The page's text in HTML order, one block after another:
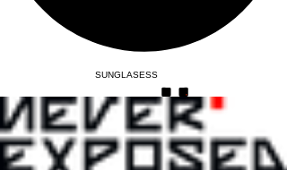
SUNGLASESS